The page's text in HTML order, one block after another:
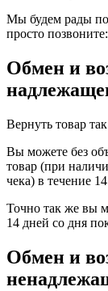
Мы будем рады
просто позвоните:
Обмен и
Вернуть товар
Вы можете без
товар (при
чека) в течение
Точно так же вы
14 дней со дня
Обмен и